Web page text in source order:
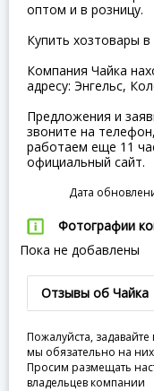
оптом и в розницу.
Купить хозтовары
Компания Чайка
адресу: Энгельс,
Предложения и
звоните на
работаем еще 11
официальный сайт.
Дата
Фотографии
Пока не добавлены
Отзывы об Чайка
Пожалуйста,
мы обязательно на
Просим размещать
владельцев компании